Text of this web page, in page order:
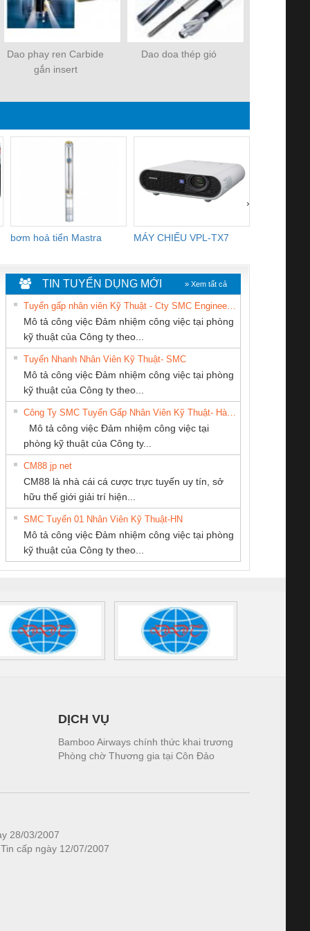
Dao phay ren Carbide
gắn insert
Dao doa thép gió
bơm hoả tiển Mastra MÁY CHIẾU VPL-TX7
›
An Toàn
Contact
– PSR-
SCP-
FSP/2X1/1X2
sát chuỗi
tấm pin
16I+
(2502520000)
Bộ giám sát chuỗi
tấm pin
TRANSCLINIC 16I+
1K5 L (2433950000)
Bộ giám sát dòng
TRANSCLINIC 16I+
(2008130000)
Bộ chỉnh lưu nguồn
điện TRANSCLINIC
BKE 1K5.4
(7791400879)2. Giá
Nẹp nhôm chống
trơn Đà Nẵng
TY CỔ
TỰ ĐỘNG
HƯNG
CONG TY TNHH
TM-DV DAI DONG
THANH
CÔNG TY CỔ
CÁP ĐIỆN
THƯỢNG ĐÌNH
TY TNHH
MẠI
ÂN VIỆT
KỸ THUẬT KTECH
VIỆT NAM
Thiết Bị Điện Nam
TIN TUYỂN DỤNG MỚI » Xem tất cả
Mô tả công việc Đảm nhiệm công việc tại phòng
kỹ thuật của Công ty theo...
Tuyển Nhanh Nhân Viên Kỹ Thuật- SMC
Mô tả công việc Đảm nhiệm công việc tại phòng
kỹ thuật của Công ty theo...
Mô tả công việc Đảm nhiệm công việc tại
phòng kỹ thuật của Công ty...
CM88 jp net
CM88 là nhà cái cá cược trực tuyến uy tín, sở
hữu thế giới giải trí hiện...
SMC Tuyển 01 Nhân Viên Kỹ Thuật-HN
Mô tả công việc Đảm nhiệm công việc tại phòng
kỹ thuật của Công ty theo...
DỊCH VỤ
Bamboo Airways chính thức khai trương
Phòng chờ Thương gia tại Côn Đảo
28/03/2007
cấp ngày 12/07/2007